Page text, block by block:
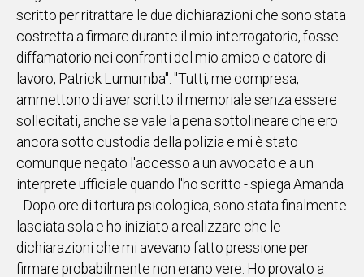
scritto per ritrattare le due dichiarazioni che sono stata
costretta a firmare durante il mio interrogatorio, fosse
diffamatorio nei confronti del mio amico e datore di
lavoro, Patrick Lumumba". "Tutti, me compresa,
ammettono di aver scritto il memoriale senza essere
sollecitati, anche se vale la pena sottolineare che ero
ancora sotto custodia della polizia e mi è stato
comunque negato l'accesso a un avvocato e a un
interprete ufficiale quando l'ho scritto - spiega Amanda
- Dopo ore di tortura psicologica, sono stata finalmente
lasciata sola e ho iniziato a realizzare che le
dichiarazioni che mi avevano fatto pressione per
firmare probabilmente non erano vere. Ho provato a